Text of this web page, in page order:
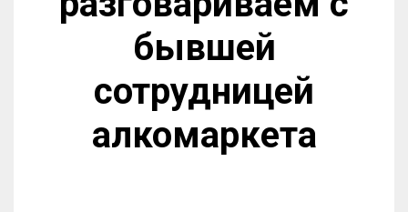
бывшей
сотрудницей
алкомаркета